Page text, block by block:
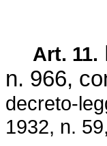
Art. 11.
n. 966,
decreto-
1932, n. 59